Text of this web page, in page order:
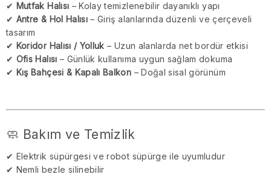
✔ Mutfak Halısı – Kolay temizlenebilir dayanıklı yapı
✔ Antre & Hol Halısı – Giriş alanlarında düzenli ve çerçeveli
tasarım
✔ Koridor Halısı / Yolluk – Uzun alanlarda net bordür etkisi
✔ Ofis Halısı – Günlük kullanıma uygun sağlam dokuma
✔ Kış Bahçesi & Kapalı Balkon – Doğal sisal görünüm
🧼 Bakım ve Temizlik
✔ Elektrik süpürgesi ve robot süpürge ile uyumludur
✔ Nemli bezle silinebilir